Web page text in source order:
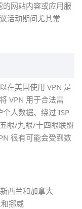
的网站内容或应用服
活动期间尤其常
在美国使用 VPN 是
VPN 用于合法需
人数据、绕过 ISP
眼/九眼/十四眼联盟
很有可能会受到数
西兰和加拿大
挪威